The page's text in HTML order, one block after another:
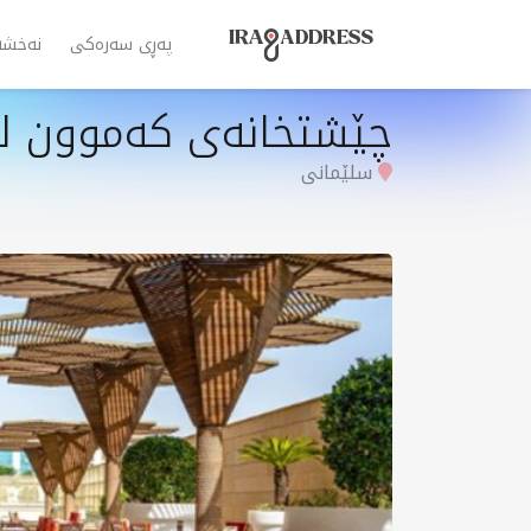
پەڕی سەرەکی
چێشتخانەی کەموون
سلێمانی